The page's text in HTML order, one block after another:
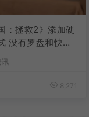
：拯救2》添加硬
没有罗盘和快速
8,271